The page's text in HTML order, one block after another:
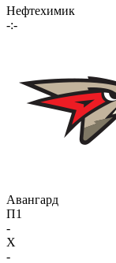
Нефтехимик
-:-
Авангард
П1
-
X
-